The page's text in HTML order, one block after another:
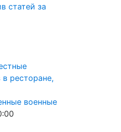
статей за
ресторане,
военные